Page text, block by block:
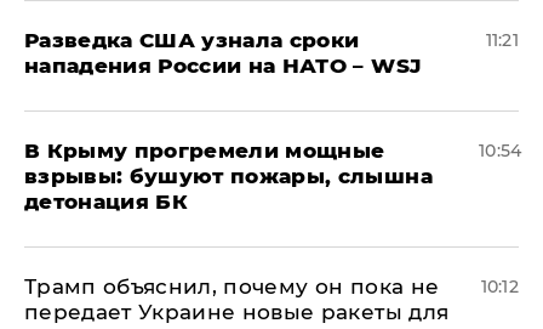
Разведка США узнала сроки
нападения России на НАТО – WSJ
11:21
В Крыму прогремели мощные
взрывы: бушуют пожары, слышна
детонация БК
10:54
Трамп объяснил, почему он пока не
передает Украине новые ракеты для
10:12